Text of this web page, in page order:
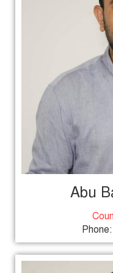
Abu